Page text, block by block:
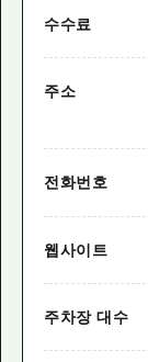
수수료
주소
전화번호
웹사이트
주차장 대수